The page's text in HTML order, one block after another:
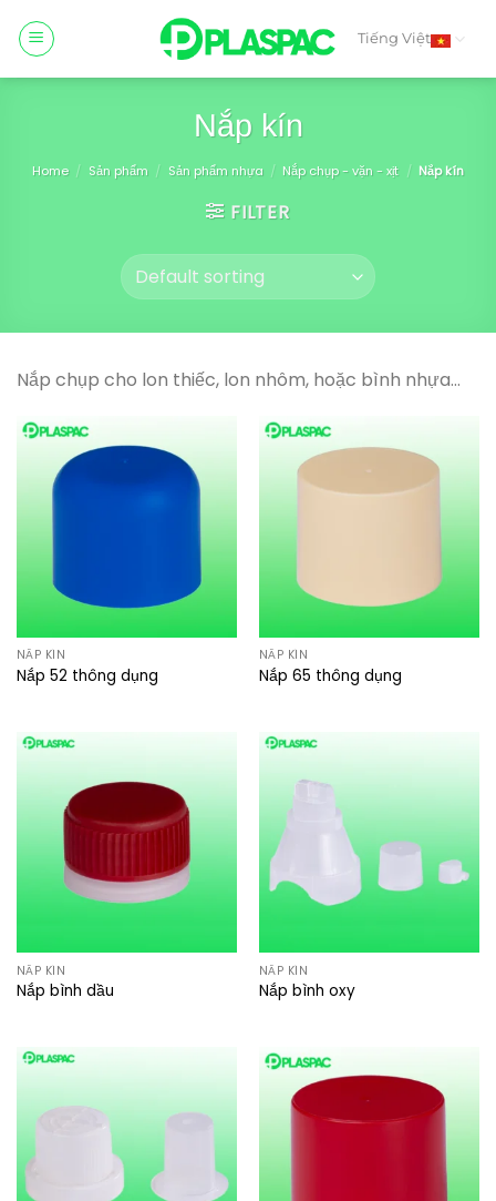
Tiếng Việt
Nắp kín
Home / Sản phẩm / Sản phẩm nhựa / Nắp chụp - vặn - xịt / Nắp kín
FILTER
Nắp chụp cho lon thiếc, lon nhôm, hoặc bình nhựa…
NẮP KÍN
Nắp 52 thông dụng
NẮP KÍN
Nắp 65 thông dụng
NẮP KÍN
Nắp bình dầu
NẮP KÍN
Nắp bình oxy